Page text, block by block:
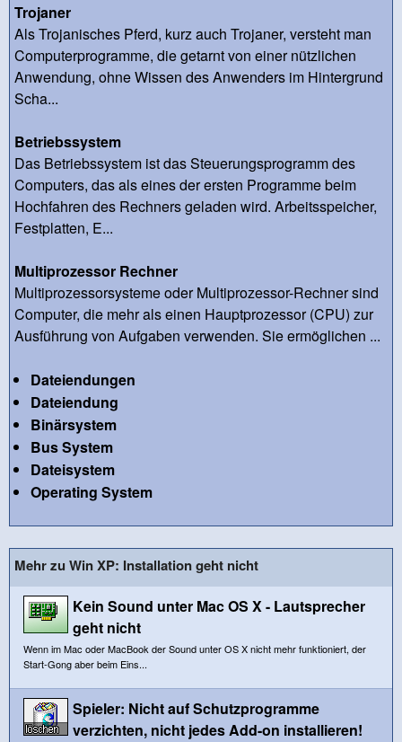
Trojaner
Als Trojanisches Pferd, kurz auch Trojaner, versteht man
Computerprogramme, die getarnt von einer nützlichen
Anwendung, ohne Wissen des Anwenders im Hintergrund
Scha...
Betriebssystem
Das Betriebssystem ist das Steuerungsprogramm des
Computers, das als eines der ersten Programme beim
Hochfahren des Rechners geladen wird. Arbeitsspeicher,
Festplatten, E...
Multiprozessor Rechner
Multiprozessorsysteme oder Multiprozessor-Rechner sind
Computer, die mehr als einen Hauptprozessor (CPU) zur
Ausführung von Aufgaben verwenden. Sie ermöglichen ...
Dateiendungen
Dateiendung
Binärsystem
Bus System
Dateisystem
Operating System
Mehr zu Win XP: Installation geht nicht
Kein Sound unter Mac OS X - Lautsprecher
geht nicht
Wenn im Mac oder MacBook der Sound unter OS X nicht mehr funktioniert, der
Start-Gong aber beim Eins...
Spieler: Nicht auf Schutzprogramme
verzichten, nicht jedes Add-on installieren!